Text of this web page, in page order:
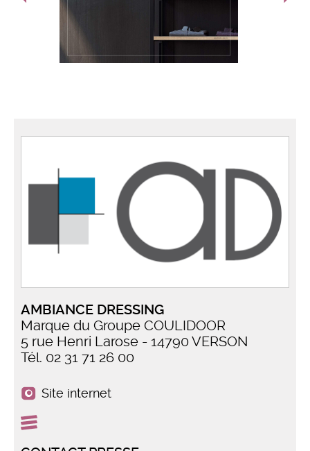
AMBIANCE DRESSING
Marque du Groupe COULIDOOR
5 rue Henri Larose - 14790 VERSON
Tél. 02 31 71 26 00
Site internet